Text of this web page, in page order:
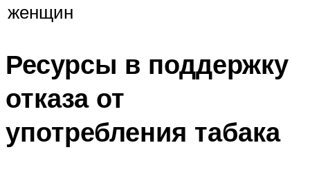
женщин
Ресурсы в поддержку
отказа от
употребления табака